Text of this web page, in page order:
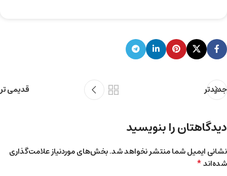
جدیدتر قدیمی تر
دیدگاهتان را بنویسید
نشانی ایمیل شما منتشر نخواهد شد.بخش‌های موردنیاز علامت‌گذاری
شده‌اند*